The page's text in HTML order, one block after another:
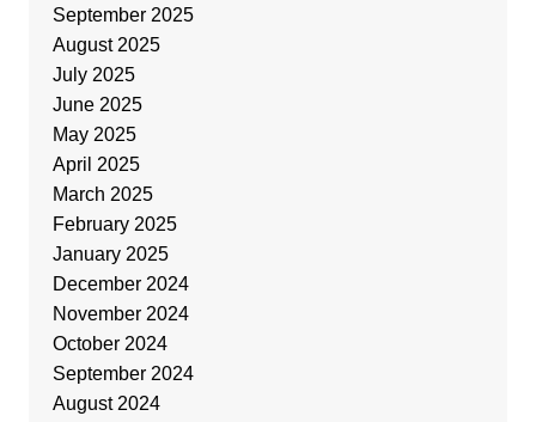
September 2025
August 2025
July 2025
June 2025
May 2025
April 2025
March 2025
February 2025
January 2025
December 2024
November 2024
October 2024
September 2024
August 2024